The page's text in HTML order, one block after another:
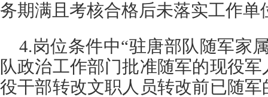
务期满且考核合格后未落实工作单
4.岗位条件中“驻唐部队随军家
队政治工作部门批准随军的现役
役干部转改文职人员转改前已随